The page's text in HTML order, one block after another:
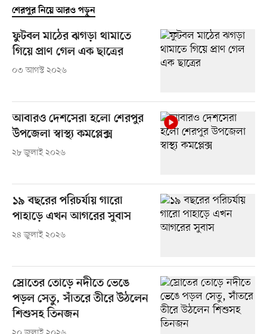
শেরপুর নিয়ে আরও পড়ুন
ফুটবল মাঠের ঝগড়া থামাতে
গিয়ে প্রাণ গেল এক ছাত্রের
০৩ আগস্ট ২০২৬
আবারও দেশসেরা হলো শেরপুর
উপজেলা স্বাস্থ্য কমপ্লেক্স
২৮ জুলাই ২০২৬
১৯ বছরের পরিচর্যায় গারো
পাহাড়ে এখন আগরের সুবাস
২৪ জুলাই ২০২৬
স্রোতের তোড়ে নদীতে ভেঙে
পড়ল সেতু, সাঁতরে তীরে উঠলেন
শিশুসহ তিনজন